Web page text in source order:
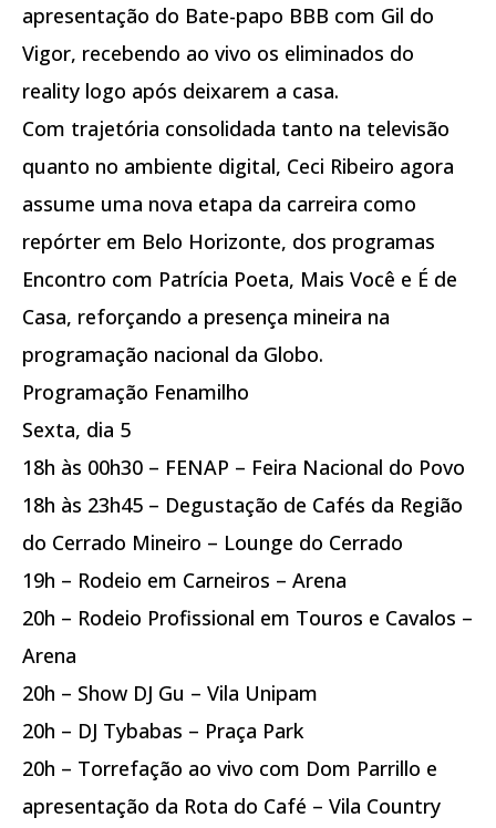
apresentação do Bate-papo BBB com Gil do
Vigor, recebendo ao vivo os eliminados do
reality logo após deixarem a casa.
Com trajetória consolidada tanto na televisão
quanto no ambiente digital, Ceci Ribeiro agora
assume uma nova etapa da carreira como
repórter em Belo Horizonte, dos programas
Encontro com Patrícia Poeta, Mais Você e É de
Casa, reforçando a presença mineira na
programação nacional da Globo.
Programação Fenamilho
Sexta, dia 5
18h às 00h30 – FENAP – Feira Nacional do Povo
18h às 23h45 – Degustação de Cafés da Região
do Cerrado Mineiro – Lounge do Cerrado
19h – Rodeio em Carneiros – Arena
20h – Rodeio Profissional em Touros e Cavalos –
Arena
20h – Show DJ Gu – Vila Unipam
20h – DJ Tybabas – Praça Park
20h – Torrefação ao vivo com Dom Parrillo e
apresentação da Rota do Café – Vila Country